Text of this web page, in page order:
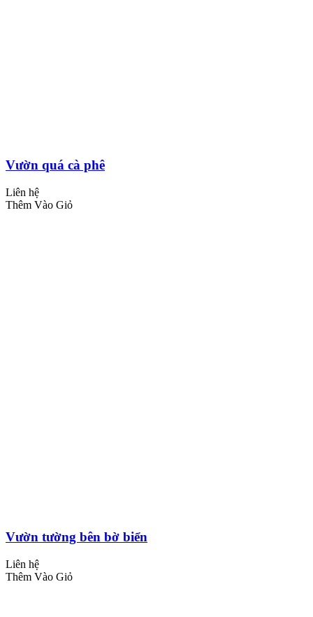
Vườn quá cà phê
Liên hệ
Thêm Vào Giỏ
Vườn tường bên bờ biển
Liên hệ
Thêm Vào Giỏ